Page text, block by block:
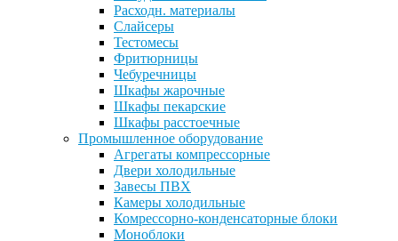
Расходн. материалы
Слайсеры
Тестомесы
Фритюрницы
Чебуречницы
Шкафы жарочные
Шкафы пекарские
Шкафы расстоечные
Промышленное оборудование
Агрегаты компрессорные
Двери холодильные
Завесы ПВХ
Камеры холодильные
Комрессорно-конденсаторные блоки
Моноблоки